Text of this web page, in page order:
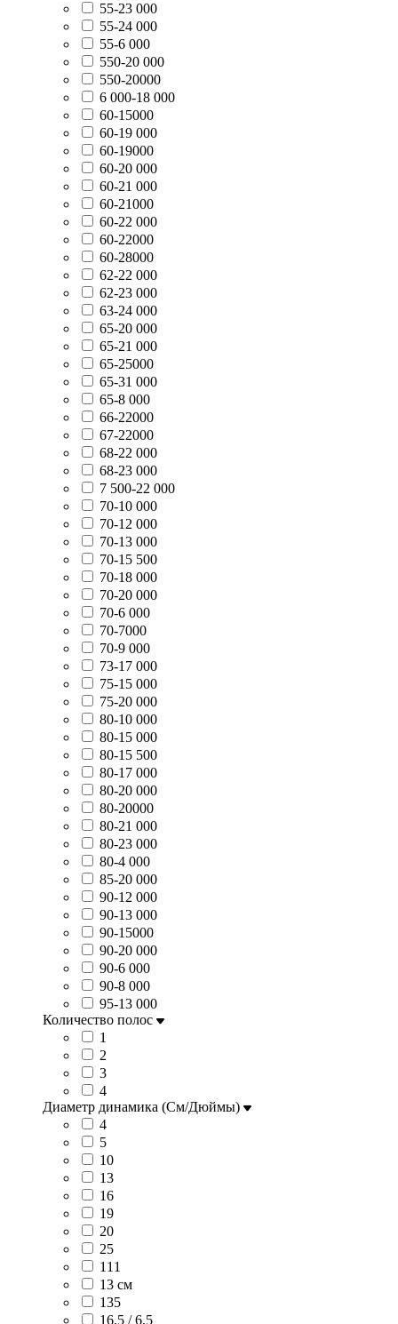
55-23 000
55-24 000
55-6 000
550-20 000
550-20000
6 000-18 000
60-15000
60-19 000
60-19000
60-20 000
60-21 000
60-21000
60-22 000
60-22000
60-28000
62-22 000
62-23 000
63-24 000
65-20 000
65-21 000
65-25000
65-31 000
65-8 000
66-22000
67-22000
68-22 000
68-23 000
7 500-22 000
70-10 000
70-12 000
70-13 000
70-15 500
70-18 000
70-20 000
70-6 000
70-7000
70-9 000
73-17 000
75-15 000
75-20 000
80-10 000
80-15 000
80-15 500
80-17 000
80-20 000
80-20000
80-21 000
80-23 000
80-4 000
85-20 000
90-12 000
90-13 000
90-15000
90-20 000
90-6 000
90-8 000
95-13 000
Количество полос
1
2
3
4
Диаметр динамика (См/Дюймы)
4
5
10
13
16
19
20
25
111
13 см
135
16.5 / 6.5